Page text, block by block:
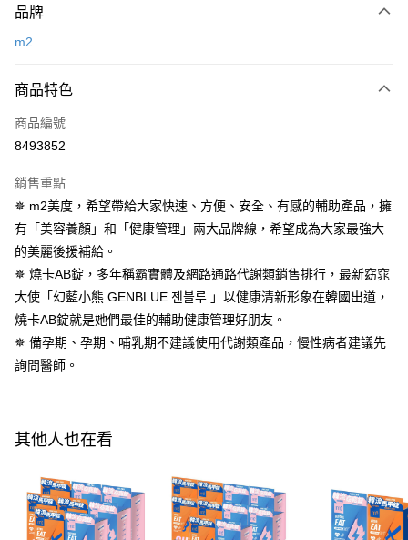
AFTEE先享後付
相關說明
AFTEE先享後付是「在收到商品之後才付款」的支付方式。 讓您購物簡單
便利好安心！
２．便利：只要手機號碼，簡訊認證，即可結帳。
３．安心：先確認商品／服務後，再付款。
【「AFTEE先享後付」結帳流程】
結帳頁面，進行簡訊認證並確認金額後，即可完成結帳。
２．訂單成立數日內，您將收到繳費通知簡訊。
３．收到繳費通知簡訊後14天內，點擊此簡訊中的連結，可透過四大超商／
ATM／網路銀行／等多元方式進行付款，方視為交易完成。
※ 請注意：結帳手續完成當下不需立刻繳費，但若您需要取消訂單，請聯絡
購買商品的店家。未經商家同意取消之訂單仍視為有效，需透過AFTEE先享
※ 交易是否成功請以「AFTEE先享後付 」之結帳頁面顯示為準，若有關於
是否繳費成功／繳費後需取消欲退款等相關疑問，請聯繫「AFTEE先享後付
客戶支援中心」
權轉讓予恩沛科技股份有限公司。
３．未成年的使用者請事先徵得法定代理人或監護人之同意方可使用
「AFTEE先享後付」，若未經同意申辦者引起之損失，本公司不負相關責
任。
運送方式
全家付款取貨
每筆NT$100，滿NT$600(含以上)免運費
付款後全家取貨
每筆NT$100，滿NT$600(含以上)免運費
萊爾富取貨付款
每筆NT$100，滿NT$600(含以上)免運費
付款後萊爾富取貨
每筆NT$100，滿NT$600(含以上)免運費
付款後7-11取貨
宅配
每筆NT$100，滿NT$600(含以上)免運費
盒)
品牌
m2
商品特色
商品編號
8493852
銷售重點
✵ m2美度，希望帶給大家快速、方便、安全、有感的輔助產品，擁
有「美容養顏」和「健康管理」兩大品牌線，希望成為大家最強大
的美麗後援補給。
✵ 燒卡AB錠，多年稱霸實體及網路通路代謝類銷售排行，最新窈窕
大使「幻藍小熊 GENBLUE 젠블루 」以健康清新形象在韓國出道，
燒卡AB錠就是她們最佳的輔助健康管理好朋友。
✵ 備孕期、孕期、哺乳期不建議使用代謝類產品，慢性病者建議先
詢問醫師。
其他人也在看